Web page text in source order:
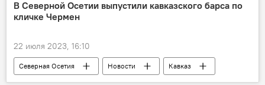
В Северной Осетии выпустили кавказского барса по
кличке Чермен
22 июля 2023, 16:10
Северная Осетия Новости
Кавказ
Природа
Барсы в Осетии